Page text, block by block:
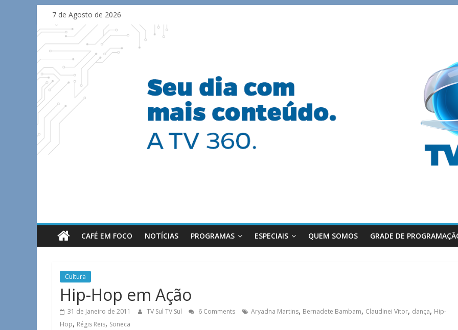
content
7 de Agosto de 2026
TV
Sul
Notícias
de
Guaxupé
região.
CAFÉ EM FOCO NOTÍCIAS PROGRAMAS ESPECIAIS QUEM SOMOS GRADE DE
Cultura
Hip-Hop em Ação
31 de Janeiro de 2011 TV Sul TV Sul 6 Comments Aryadna Martins, Bernadete Bambam, Claudinei Vitor, dança, Hip-
Hop, Régis Reis, Soneca